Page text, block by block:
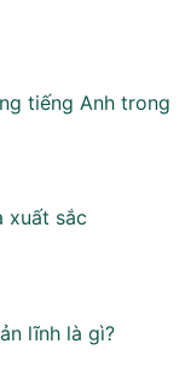
tiếng Anh trong
xuất sắc
lĩnh là gì?